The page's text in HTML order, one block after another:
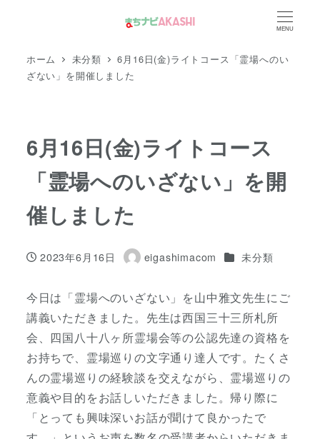
MENU
ホーム 未分類
6月16日(金)ライトコース「霊場へのい
ざない」を開催しました
6月16日(金)ライトコース
「霊場へのいざない」を開
催しました
投稿日
2023年6月16日
著
eigashimacom カテゴリー
未分類
今日は「霊場へのいざない」を山中雅文先生にご
講義いただきました。先生は西国三十三所札所
会、四国八十八ヶ所霊場会等の公認先達の資格を
お持ちで、霊場巡りの文字通り達人です。たくさ
んの霊場巡りの経験談を交えながら、霊場巡りの
意義や目的をお話しいただきました。帰り際に
「とっても興味深いお話が聞けて良かったで